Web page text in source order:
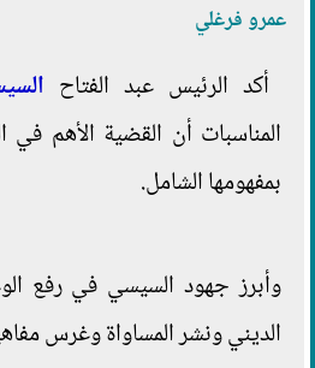
عمرو فرغلي
أكد الرئيس عبد الفتاح
المناسبات أن القضية الأهم
بمفهومها الشامل.
وأبرز جهود السيسي في رفع
الديني ونشر المساواة وغرس